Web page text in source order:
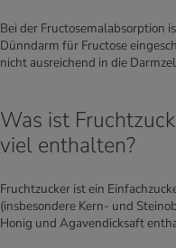
Bei der Fructosemalabsorption
Dünndarm für Fructose
nicht ausreichend in die
Was ist
viel enthalten?
Fruchtzucker ist ein
(insbesondere Kern- und
Honig und Agavendicksaft